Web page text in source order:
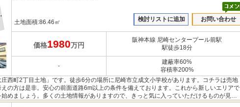
土地面積:86.46㎡ 検討リストに追加 お問い合わせ
価格1980万円
阪神本線 尼崎センタープール前駅
駅徒歩18分
-
建蔽率60%
容積率200%
西町2丁目土地」です。徒歩6分の場所に尼崎市立成文小学校があります。コチラは売地
の方は是非。安心の前面道路6m以上の条件を備えております。これから新しいエリアで
めましょう。多くの土地情報がありますので、きっと気に入っていただけるものが見つ